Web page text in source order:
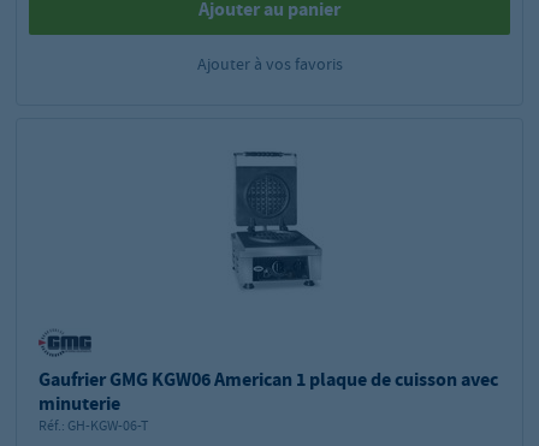
Ajouter au panier
Ajouter à vos favoris
Gaufrier GMG KGW06 American 1 plaque de cuisson avec
minuterie
Réf.: GH-KGW-06-T